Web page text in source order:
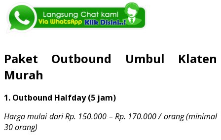
Paket Outbound Umbul Klaten
Murah
1. Outbound Halfday (5 jam)
Harga mulai dari Rp. 150.000 – Rp. 170.000 / orang (minimal
30 orang)